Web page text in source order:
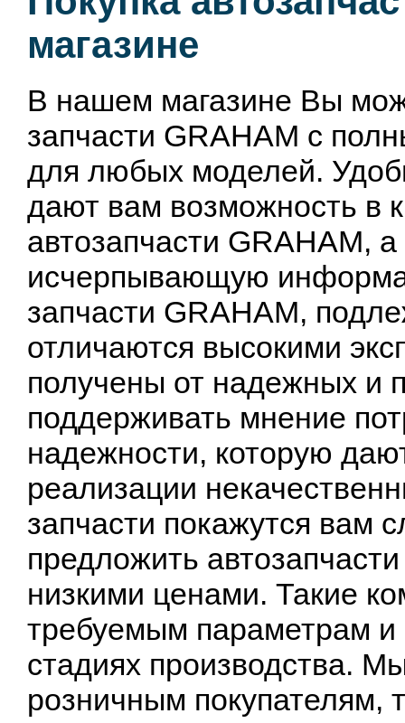
магазине
В нашем магазине Вы
запчасти GRAHAM с
для любых моделей.
дают вам возможность в
автозапчасти GRAHAM,
исчерпывающую
запчасти GRAHAM,
отличаются высокими
получены от надежных и
поддерживать мнение
надежности, которую
реализации
запчасти покажутся вам
предложить
низкими ценами. Такие
требуемым параметрам и
стадиях производства.
розничным покупателям,